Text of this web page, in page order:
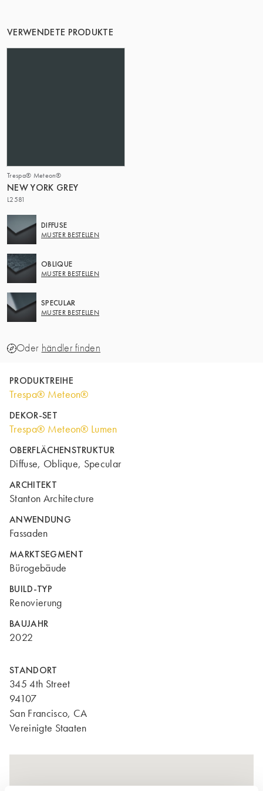
VERWENDETE PRODUKTE
Trespa® Meteon®
NEW YORK GREY
L2581
DIFFUSE
MUSTER BESTELLEN
OBLIQUE
MUSTER BESTELLEN
SPECULAR
MUSTER BESTELLEN
Oder händler finden
PRODUKTREIHE
Trespa® Meteon®
DEKOR-SET
Trespa® Meteon® Lumen
OBERFLÄCHENSTRUKTUR
Diffuse, Oblique, Specular
ARCHITEKT
Stanton Architecture
ANWENDUNG
Fassaden
MARKTSEGMENT
Bürogebäude
BUILD-TYP
Renovierung
BAUJAHR
2022
STANDORT
345 4th Street
94107
San Francisco, CA
Vereinigte Staaten